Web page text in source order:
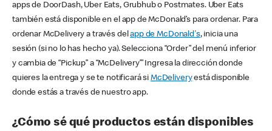
apps de DoorDash, Uber Eats, Grubhub o Postmates. Uber Eats
también está disponible en el app de McDonald’s para ordenar. Para
ordenar McDelivery a través delapp de McDonald's, inicia una
sesión (si no lo has hecho ya). Selecciona “Order” del menú inferior
y cambia de “Pickup” a “McDelivery’” Ingresa la dirección donde
quieres la entrega y se te notificará si McDeliveryestá disponible
donde estás a través de nuestro app.
¿Cómo sé qué productos están disponibles